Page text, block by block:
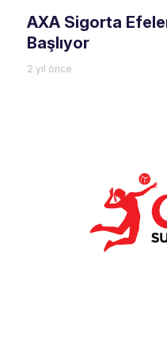
AXA Sigorta
Başlıyor
2 yıl önce